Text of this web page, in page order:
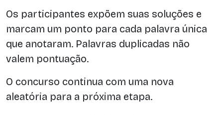
Os participantes expõem suas soluções e
marcam um ponto para cada palavra única
que anotaram. Palavras duplicadas não
valem pontuação.
O concurso continua com uma nova
aleatória para a próxima etapa.